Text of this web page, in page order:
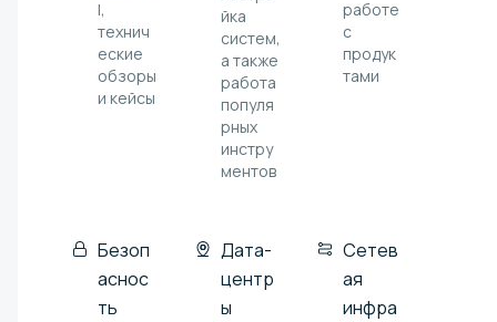
l,
технич
еские
обзоры
и кейсы
йка
систем,
а также
работа
популя
рных
инстру
ментов
работе
с
продук
тами
Безоп
аснос
ть
Дата-
центр
ы
Сетев
ая
инфра